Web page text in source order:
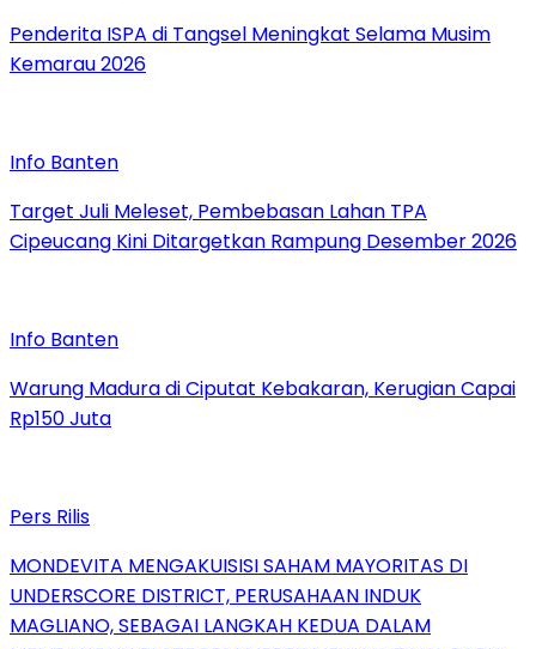
Penderita ISPA di Tangsel Meningkat Selama Musim
Kemarau 2026
Info Banten
Target Juli Meleset, Pembebasan Lahan TPA
Cipeucang Kini Ditargetkan Rampung Desember 2026
Info Banten
Warung Madura di Ciputat Kebakaran, Kerugian Capai
Rp150 Juta
Pers Rilis
MONDEVITA MENGAKUISISI SAHAM MAYORITAS DI
UNDERSCORE DISTRICT, PERUSAHAAN INDUK
MAGLIANO, SEBAGAI LANGKAH KEDUA DALAM